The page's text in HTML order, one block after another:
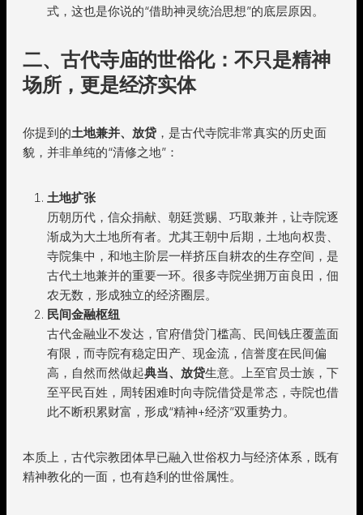
式，这也是你说的“借助神灵统治思想”的底层原因。
二、古代寺庙的世俗化：不只是精神
场所，更是经济实体
你提到的土地兼并、放贷 ，是古代寺院非常真实的历史面
貌，并非单纯的“清修之地”：
土地扩张
历朝历代，信众捐献、朝廷赏赐、巧取兼并，让寺院逐
渐成为大土地所有者。尤其王朝中后期，土地向权贵、
寺院集中，和地主阶层一样挤压自耕农的生存空间，是
古代土地兼并的重要一环。很多寺院坐拥万亩良田，佃
农无数，形成独立的经济圈层。
民间金融枢纽
古代金融业不发达，官府借贷门槛高、民间钱庄覆盖面
有限，而寺院有稳定田产、现金流，信誉度在民间偏
高，自然而然做起典当、放贷生意。上至官员士族，下
至平民百姓，周转困难时向寺院借贷是常态，寺院也借
此不断积累财富，形成“精神+经济”双重势力。
本质上，古代宗教团体早已融入世俗权力与经济体系，既有
精神教化的一面，也有趋利的世俗属性。